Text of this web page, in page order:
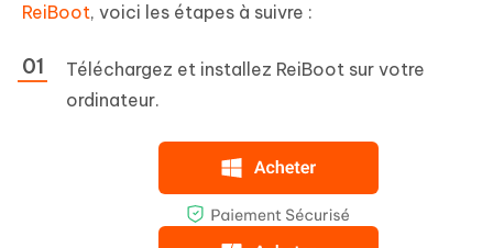
ReiBoot, voici les étapes à suivre :
Téléchargez et installez ReiBoot sur votre
ordinateur.